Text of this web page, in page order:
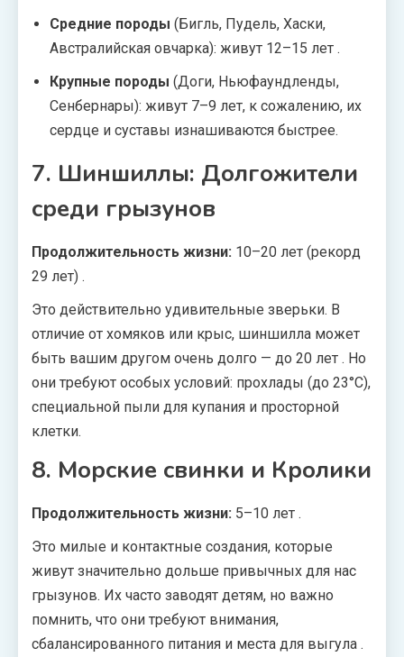
Средние породы (Бигль, Пудель, Хаски,
Австралийская овчарка): живут 12–15 лет .
Крупные породы (Доги, Ньюфаундленды,
Сенбернары): живут 7–9 лет, к сожалению, их
сердце и суставы изнашиваются быстрее.
7. Шиншиллы: Долгожители
среди грызунов
Продолжительность жизни: 10–20 лет (рекорд
29 лет) .
Это действительно удивительные зверьки. В
отличие от хомяков или крыс, шиншилла может
быть вашим другом очень долго — до 20 лет . Но
они требуют особых условий: прохлады (до 23°C),
специальной пыли для купания и просторной
клетки.
8. Морские свинки и Кролики
Продолжительность жизни: 5–10 лет .
Это милые и контактные создания, которые
живут значительно дольше привычных для нас
грызунов. Их часто заводят детям, но важно
помнить, что они требуют внимания,
сбалансированного питания и места для выгула .